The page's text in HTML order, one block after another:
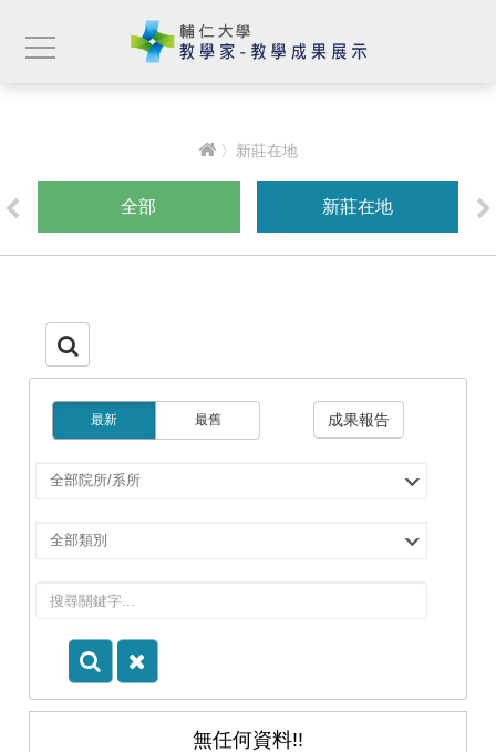
〉新莊在地
全部 新莊在地
最新 最舊 成果報告
選
所/
所
選
別
無任何資料!!